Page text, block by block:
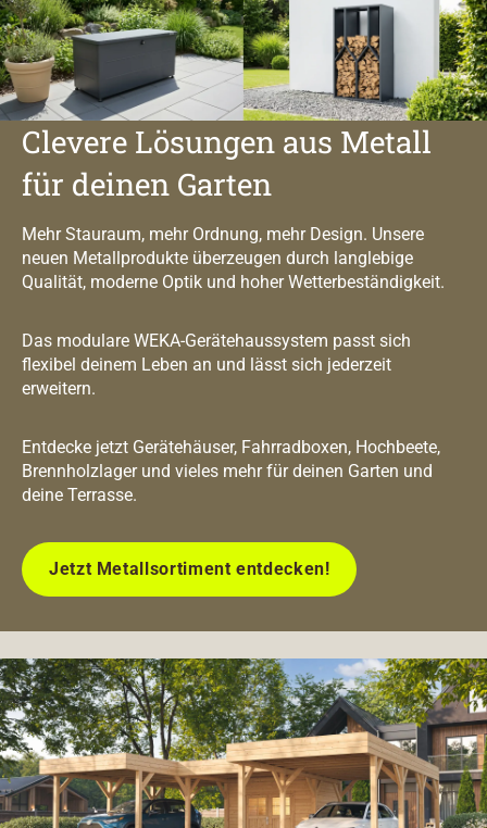
Clevere Lösungen aus Metall
für deinen Garten
Mehr Stauraum, mehr Ordnung, mehr Design. Unsere
neuen Metallprodukte überzeugen durch langlebige
Qualität, moderne Optik und hoher Wetterbeständigkeit.
Das modulare WEKA-Gerätehaussystem passt sich
flexibel deinem Leben an und lässt sich jederzeit
erweitern.
Entdecke jetzt Gerätehäuser, Fahrradboxen, Hochbeete,
Brennholzlager und vieles mehr für deinen Garten und
deine Terrasse.
Jetzt Metallsortiment entdecken!